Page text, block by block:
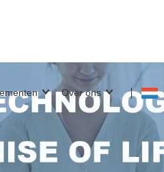
Over ons